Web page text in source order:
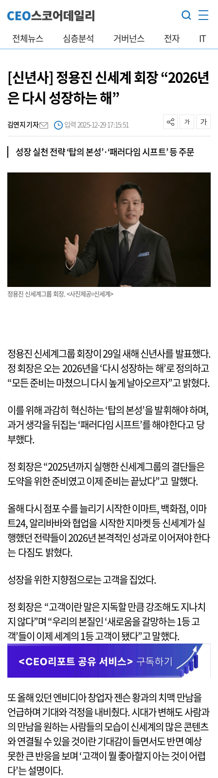
전체뉴스 심층분석 거버넌스 전자 IT
[신년사] 정용진 신세계 회장 “2026년
은 다시 성장하는 해”
김연지 기자 입력 2025-12-29 17:15:51
성장 실천 전략 ‘탑의 본성’·‘패러다임 시프트’ 등 주문
정용진 신세계그룹 회장. <사진제공=신세계>
정용진 신세계그룹 회장이 29일 새해 신년사를 발표했다.
정 회장은 오는 2026년을 ‘다시 성장하는 해’로 정의하고
“모든 준비는 마쳤으니 다시 높게 날아오르자”고 밝혔다.
이를 위해 과감히 혁신하는 ‘탑의 본성’을 발휘해야 하며,
과거 생각을 뒤집는 ‘패러다임 시프트’를 해야한다고 당
부했다.
정 회장은 “2025년까지 실행한 신세계그룹의 결단들은
도약을 위한 준비였고 이제 준비는 끝났다”고 말했다.
올해 다시 점포 수를 늘리기 시작한 이마트, 백화점, 이마
트24, 알리바바와 협업을 시작한 지마켓 등 신세계가 실
행했던 전략들이 2026년 본격적인 성과로 이어져야 한다
는 다짐도 밝혔다.
성장을 위한 지향점으로는 고객을 집었다.
정 회장은 “고객이란 말은 지독할 만큼 강조해도 지나치
지 않다”며 “우리의 본질인 ‘새로움을 갈망하는 1등 고
객’들이 이제 세계의 1등 고객이 됐다”고 말했다.
또 올해 있던 엔비디아 창업자 젠슨 황과의 치맥 만남을
언급하며 기대와 걱정을 내비췄다. 시대가 변해도 사람과
의 만남을 원하는 사람들의 모습이 신세계의 많은 콘텐츠
와 연결될 수 있을 것이란 기대감이 들면서도 반면 예상
못한 큰 반응을 보며 ‘고객이 뭘 좋아할지 아는 것이 어렵
다’는 설명이다.